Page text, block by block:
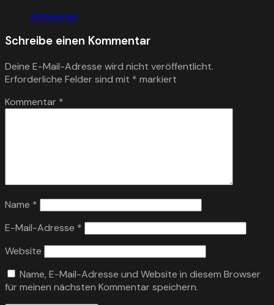
Antworten
Schreibe einen Kommentar
Deine E-Mail-Adresse wird nicht veröffentlicht.
Erforderliche Felder sind mit * markiert
Kommentar *
Name *
E-Mail-Adresse *
Website
Name, E-Mail-Adresse und Website in diesem Browser
für meinen nächsten Kommentar speichern.